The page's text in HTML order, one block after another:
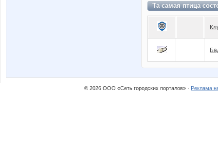
Та самая птица
© 2026 ООО «Сеть городских порталов» · Реклама